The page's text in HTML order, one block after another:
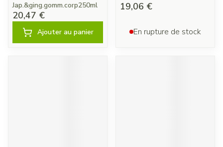
Jap.&ging.gomm.corp250ml
20,47 €
Ajouter au panier
19,06 €
En rupture de stock